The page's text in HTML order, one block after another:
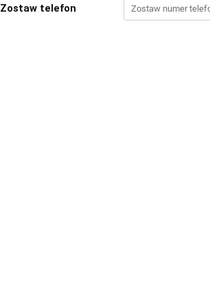
Zostaw telefon